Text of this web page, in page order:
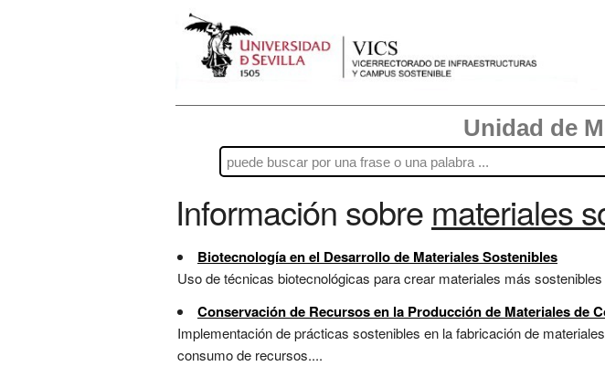
Unidad de
Información sobre materiales
Biotecnología en el Desarrollo de Materiales Sostenibles
Uso de técnicas biotecnológicas para crear materiales más
Conservación de Recursos en la Producción de Materiales de
Implementación de prácticas sostenibles en la fabricación de
consumo de recursos....